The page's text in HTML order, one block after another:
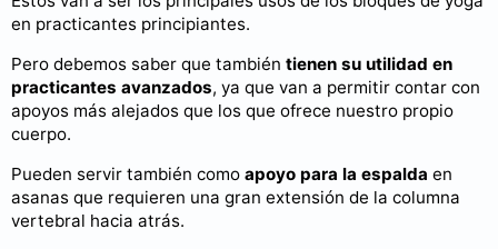
en practicantes principiantes.
Pero debemos saber que también tienen su utilidad en
practicantes avanzados, ya que van a permitir contar con
apoyos más alejados que los que ofrece nuestro propio
cuerpo.
Pueden servir también como apoyo para la espalda en
asanas que requieren una gran extensión de la columna
vertebral hacia atrás.